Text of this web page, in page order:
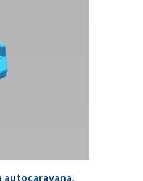
autocaravana.